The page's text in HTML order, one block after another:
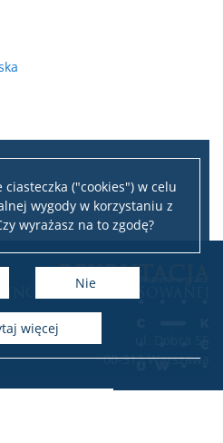
("cookies") w celu
wygody w korzystaniu z
wyrażasz na to zgodę?
Nie
więcej
Leaflet|©OpenStreetMapcontributors
REKRUTACJA
STOSOWANEJ
00-312 Warszawa